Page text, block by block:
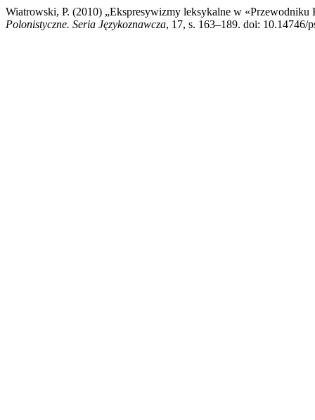
Wiatrowski, P. (2010) „Ekspresywizmy leksykalne w
Polonistyczne. Seria Językoznawcza, 17, s. 163–189. doi: 10.14746/